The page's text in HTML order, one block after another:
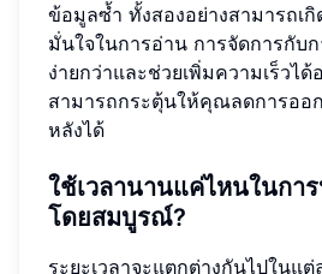
ข้อมูลซ้ำ ทั้งสองอย่างสามารถเ
มั่นใจในการอ่าน การจัดการกับ
ง่ายกว่าและช่วยเพิ่มความเร็วได้
สามารถกระตุ้นให้คุณลดการออก
หลังได้
ใช้เวลานานแค่ไหนในกา
โดยสมบูรณ์?
ระยะเวลาจะแตกต่างกันไปในแ